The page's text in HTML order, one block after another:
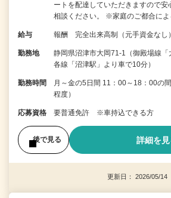
ートを配達していただきますので
相談ください。 ※家庭のご都合に
給与 報酬 完全出来高制（元手資金なし）
勤務地
静岡県沼津市大岡71-1（御殿場線「
各線「沼津駅」より車で10分）
勤務時間
月～金の5日間 11：00～18：00の
程度）
応募資格 要普通免許 ※車持込できる方
後で見る 詳細を見
更新日： 2026/05/